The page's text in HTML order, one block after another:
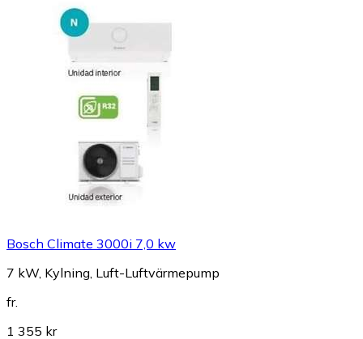
Bosch Climate 3000i 7,0 kw
7 kW, Kylning, Luft-Luftvärmepump
fr.
1 355 kr